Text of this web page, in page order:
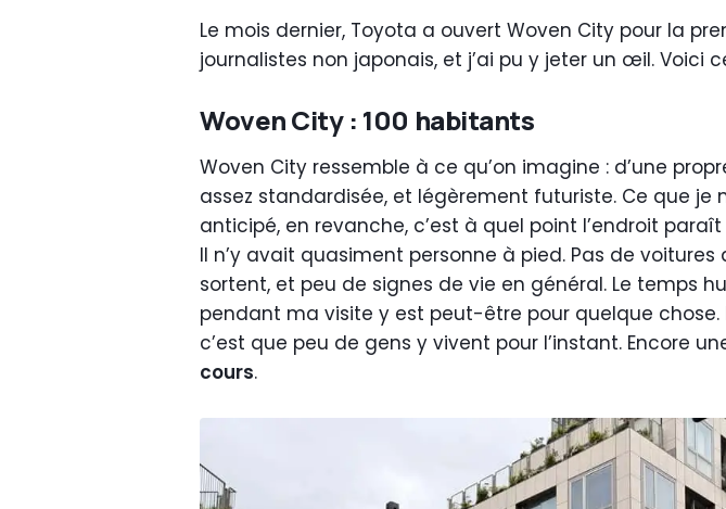
Le mois dernier, Toyota a ouvert Woven City pour la
journalistes non japonais, et j’ai pu y jeter un œil. Voici
Woven City : 100 habitants
Woven City ressemble à ce qu’on imagine : d’une
assez standardisée, et légèrement futuriste. Ce que je
anticipé, en revanche, c’est à quel point l’endroit
Il n’y avait quasiment personne à pied. Pas de voitures
sortent, et peu de signes de vie en général. Le temps
pendant ma visite y est peut-être pour quelque chose.
c’est que peu de gens y vivent pour l’instant. Encore
cours.